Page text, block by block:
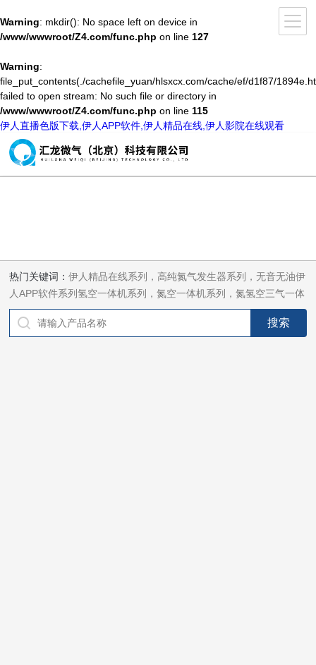
Warning: mkdir(): No space left on device in
/www/wwwroot/Z4.com/func.php on line 127
Warning:
file_put_contents(./cachefile_yuan/hlsxcx.com/cache/ef/d1f87/
failed to open stream: No such file or directory in
/www/wwwroot/Z4.com/func.php on line 115
伊人直播色版下载,伊人APP软件,伊人精品在线,伊人影院在线观看
热门关键词：伊人精品在线系列，高纯氮气发生器系列，无音无油伊
人APP软件系列氢空一体机系列，氮空一体机系列，氮氢空三气一体
机系列，气体净化器系列，代理日本DKK-TOA水质分析，水质检测
仪器，代理南韩SitekPH/离子计，DO计，电导计，多功能计，